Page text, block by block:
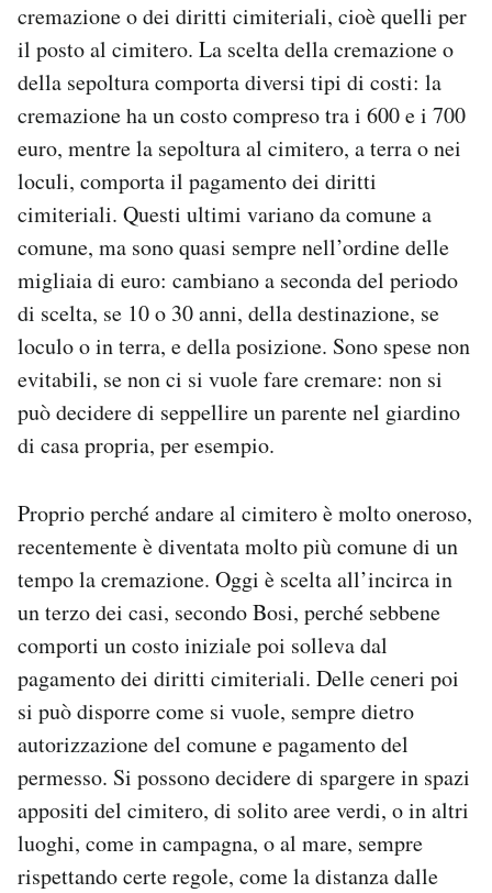
cremazione o dei diritti cimiteriali, cioè quelli per
il posto al cimitero. La scelta della cremazione o
della sepoltura comporta diversi tipi di costi: la
cremazione ha un costo compreso tra i 600 e i 700
euro, mentre la sepoltura al cimitero, a terra o nei
loculi, comporta il pagamento dei diritti
cimiteriali. Questi ultimi variano da comune a
comune, ma sono quasi sempre nell’ordine delle
migliaia di euro: cambiano a seconda del periodo
di scelta, se 10 o 30 anni, della destinazione, se
loculo o in terra, e della posizione. Sono spese non
evitabili, se non ci si vuole fare cremare: non si
può decidere di seppellire un parente nel giardino
di casa propria, per esempio.
Proprio perché andare al cimitero è molto oneroso,
recentemente è diventata molto più comune di un
tempo la cremazione. Oggi è scelta all’incirca in
un terzo dei casi, secondo Bosi, perché sebbene
comporti un costo iniziale poi solleva dal
pagamento dei diritti cimiteriali. Delle ceneri poi
si può disporre come si vuole, sempre dietro
autorizzazione del comune e pagamento del
permesso. Si possono decidere di spargere in spazi
appositi del cimitero, di solito aree verdi, o in altri
luoghi, come in campagna, o al mare, sempre
rispettando certe regole, come la distanza dalle